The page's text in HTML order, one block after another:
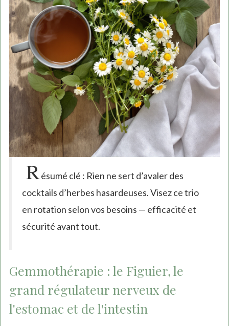
Résumé clé : Rien ne sert d’avaler des
cocktails d’herbes hasardeuses. Visez ce trio
en rotation selon vos besoins — efficacité et
sécurité avant tout.
Gemmothérapie : le Figuier, le
grand régulateur nerveux de
l'estomac et de l'intestin